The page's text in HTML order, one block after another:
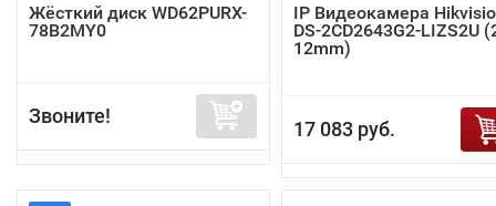
Жёсткий диск WD62PURX-
78B2MY0
Звоните!
IP Видеокамера
DS-2CD2643G2-LIZS2U
12mm)
17 083 руб.